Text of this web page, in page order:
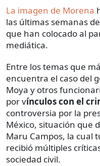
La imagen de Morena
las últimas semanas
que han colocado al
mediática.
Entre los temas que
encuentra el caso del
Moya y otros
por vínculos con el
controversia por la
México, situación que
Maru Campos, la cual
recibió múltiples
sociedad civil.